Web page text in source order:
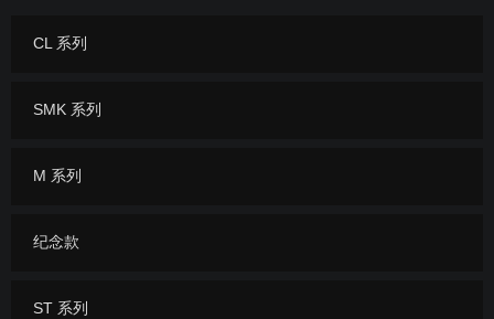
CL 系列
SMK 系列
M 系列
纪念款
ST 系列